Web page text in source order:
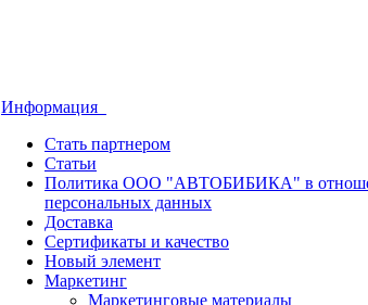
Информация
Стать партнером
Статьи
Политика ООО "АВТОБИБИКА" в
персональных данных
Доставка
Сертификаты и качество
Новый элемент
Маркетинг
Маркетинговые материалы